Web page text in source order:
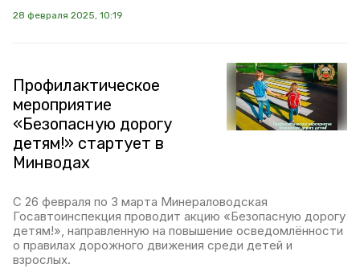
28 февраля 2025, 10:19
Профилактическое
мероприятие
«Безопасную дорогу
детям!» стартует в
Минводах
С 26 февраля по 3 марта Минераловодская
Госавтоинспекция проводит акцию «Безопасную дорогу
детям!», направленную на повышение осведомлённости
о правилах дорожного движения среди детей и
взрослых.